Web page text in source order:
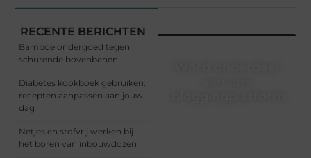
RECENTE BERICHTEN
Bamboe ondergoed tegen
schurende bovenbenen
Diabetes kookboek gebruiken:
recepten aanpassen aan jouw
dag
Netjes en stofvrij werken bij
het boren van inbouwdozen